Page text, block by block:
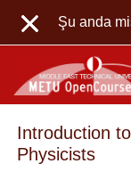
Şu anda
Introduction
Physicists